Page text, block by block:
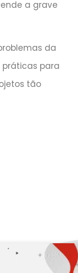
a grave
da
práticas para
tão